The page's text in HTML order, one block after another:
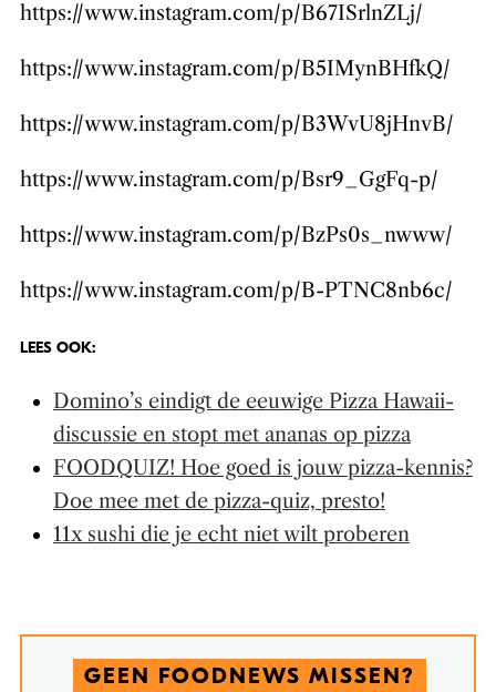
https://www.instagram.com/p/B67ISrlnZLj/
https://www.instagram.com/p/B5IMynBHfkQ/
https://www.instagram.com/p/B3WvU8jHnvB/
https://www.instagram.com/p/Bsr9_GgFq-p/
https://www.instagram.com/p/BzPs0s_nwww/
https://www.instagram.com/p/B-PTNC8nb6c/
LEES OOK:
Domino’s eindigt de eeuwige Pizza Hawaii-
discussie en stopt met ananas op pizza
FOODQUIZ! Hoe goed is jouw pizza-kennis?
Doe mee met de pizza-quiz, presto!
11x sushi die je echt niet wilt proberen
GEEN FOODNEWS MISSEN?